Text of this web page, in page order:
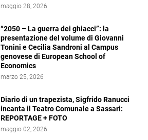
maggio 28, 2026
“2050 – La guerra dei ghiacci”: la
presentazione del volume di Giovanni
Tonini e Cecilia Sandroni al Campus
genovese di European School of
Economics
marzo 25, 2026
Diario di un trapezista, Sigfrido Ranucci
incanta il Teatro Comunale a Sassari:
REPORTAGE + FOTO
maggio 02, 2026